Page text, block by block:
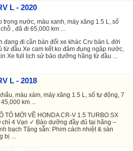
L - 2020
trong nước, màu xanh, máy xăng 1.5 L, số
, đã đi 65,000 km ...
đang đi cần bán đổi xe khác Crv bản L đời
từ đầu Xe cam kết ko đâm đụng ngập nước,
Xe full lịch sử bảo dưỡng hãng từ đầu ...
L - 2018
màu xám, máy xăng 1.5 L, số tự động, 7
km ...
TÔ MỚI VỀ HONDA CR-V 1.5 TURBO SX
chỉ 4 Vạn ✓ Bảo dưỡng đầy đủ tại hãng –
bạch Tặng sẵn: Phim cách nhiệt & sàn
bị ...